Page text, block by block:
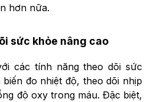
hơn nữa.
sức khỏe nâng cao
các tính năng theo dõi sức
đo nhiệt độ, theo dõi nhịp
độ oxy trong máu. Đặc biệt,